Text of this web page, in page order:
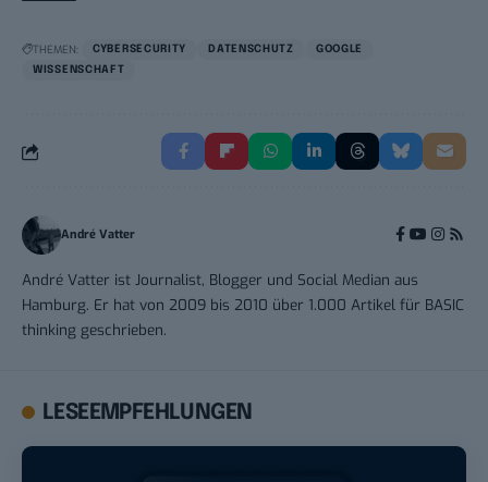
THEMEN: CYBERSECURITY DATENSCHUTZ
GOOGLE
WISSENSCHAFT
André Vatter
André Vatter ist Journalist, Blogger und Social Median aus
Hamburg. Er hat von 2009 bis 2010 über 1.000 Artikel für BASIC
thinking geschrieben.
LESEEMPFEHLUNGEN